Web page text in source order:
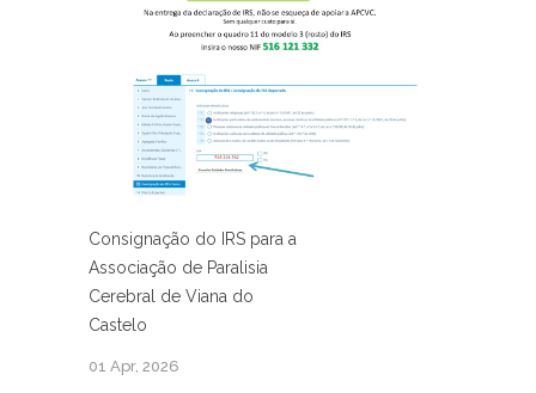
Consignação do IRS para a
Associação de Paralisia
Cerebral de Viana do
Castelo
01 Apr, 2026